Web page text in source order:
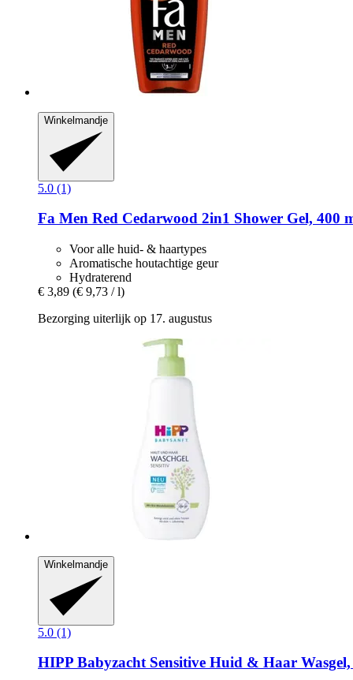
Winkelmandje
5.0 (1)
Fa Men Red Cedarwood 2in1 Shower Gel, 400
Voor alle huid- & haartypes
Aromatische houtachtige geur
Hydraterend
€ 3,89 (€ 9,73 / l)
Bezorging uiterlijk op 17. augustus
Winkelmandje
5.0 (1)
HIPP Babyzacht Sensitive Huid & Haar